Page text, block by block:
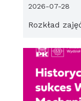
Rozkład
2026-07-28